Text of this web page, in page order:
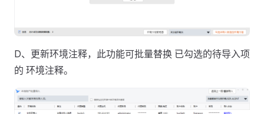
D、更新环境注释，此功能可批量替换 已勾选的待导入项
的 环境注释。